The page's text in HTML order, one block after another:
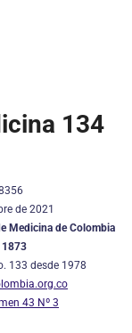
134
de 2021
Medicina de Colombia
1873
133 desde 1978
43 Nº 3